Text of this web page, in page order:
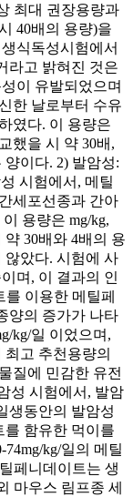
최대 권장용량과
40배의 용량)을
식독성시험에서
라고 밝혀진 것은
이 유발되었으며
한 날로부터 수유
였다. 이 용량은
했을 시 약 30배,
양이다. 2) 발암성:
시험에서, 메틸
세포선종과 간아
용량은 mg/kg,
30배와 4배의 용
않았다. 시험에 사
며, 이 결과의 인
이용한 메틸페
양의 증가가 나타
kg/일 이었으며,
최고 추천용량의
질에 민감한 유전
성 시험에서, 발암
생동안의 발암성
함유한 먹이를
kg/일의 메틸
페니데이트는 생
마우스 림프종 세